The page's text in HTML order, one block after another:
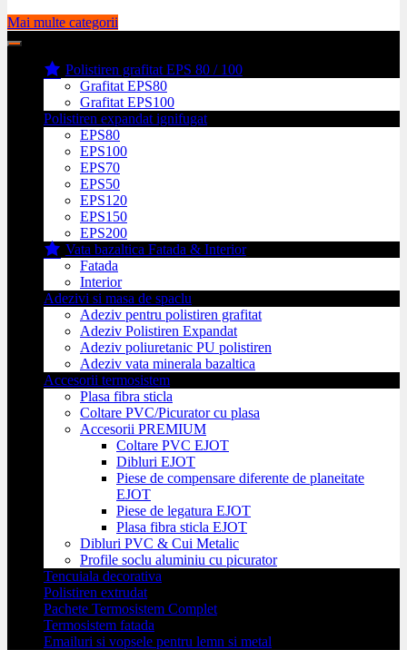
Mai multe categorii
Polistiren grafitat EPS 80 / 100
Grafitat EPS80
Grafitat EPS100
Polistiren expandat ignifugat
EPS80
EPS100
EPS70
EPS50
EPS120
EPS150
EPS200
Vata bazaltica Fatada & Interior
Fatada
Interior
Adezivi si masa de spaclu
Adeziv pentru polistiren grafitat
Adeziv Polistiren Expandat
Adeziv poliuretanic PU polistiren
Adeziv vata minerala bazaltica
Accesorii termosistem
Plasa fibra sticla
Coltare PVC/Picurator cu plasa
Accesorii PREMIUM
Coltare PVC EJOT
Dibluri EJOT
Piese de compensare diferente de planeitate
EJOT
Piese de legatura EJOT
Plasa fibra sticla EJOT
Dibluri PVC & Cui Metalic
Profile soclu aluminiu cu picurator
Tencuiala decorativa
Polistiren extrudat
Pachete Termosistem Complet
Termosistem fatada
Emailuri si vopsele pentru lemn si metal